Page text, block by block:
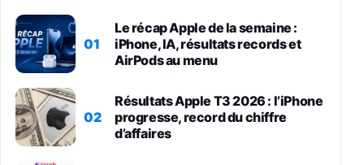
01
Le récap Apple de la semaine :
iPhone, IA, résultats records et
AirPods au menu
02
Résultats Apple T3 2026 : l’iPhone
progresse, record du chiffre
d’affaires